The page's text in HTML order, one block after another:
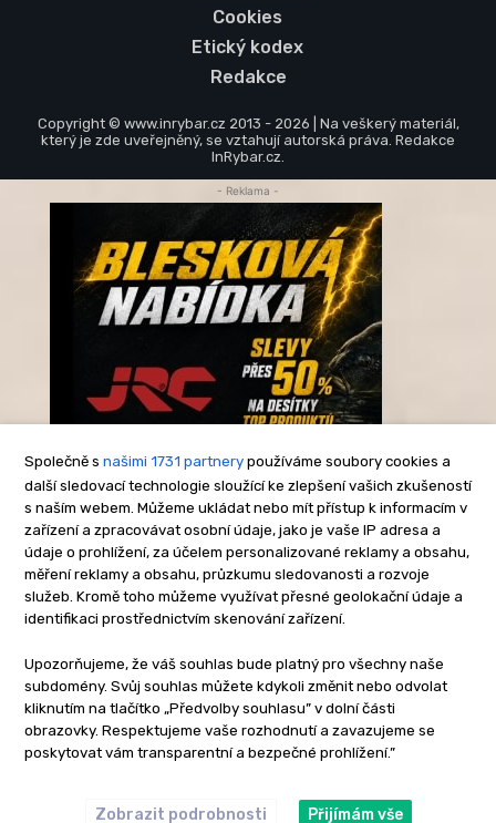
Cookies
Etický kodex
Redakce
Copyright © www.inrybar.cz 2013 - 2026 | Na veškerý materiál,
který je zde uveřejněný, se vztahují autorská práva. Redakce
InRybar.cz.
Společně s našimi 1731 partnery používáme soubory cookies a
další sledovací technologie sloužící ke zlepšení vašich zkušeností
s naším webem. Můžeme ukládat nebo mít přístup k informacím v
zařízení a zpracovávat osobní údaje, jako je vaše IP adresa a
údaje o prohlížení, za účelem personalizované reklamy a obsahu,
měření reklamy a obsahu, průzkumu sledovanosti a rozvoje
služeb. Kromě toho můžeme využívat přesné geolokační údaje a
identifikaci prostřednictvím skenování zařízení.
Upozorňujeme, že váš souhlas bude platný pro všechny naše
subdomény. Svůj souhlas můžete kdykoli změnit nebo odvolat
kliknutím na tlačítko „Předvolby souhlasu” v dolní části
obrazovky. Respektujeme vaše rozhodnutí a zavazujeme se
poskytovat vám transparentní a bezpečné prohlížení.”
Zobrazit podrobnosti Přijímám vše
- Reklama -
-Reklama-